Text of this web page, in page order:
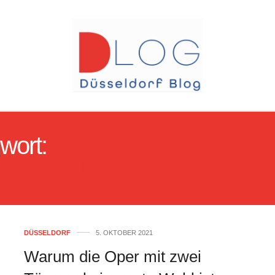
DÜSSELDORF 5. OKTOBER 2021
Warum die Oper mit zwei